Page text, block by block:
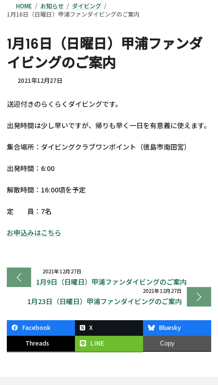
HOME お知らせ
ダイビング
1月16日（日曜日）甲浦ファンダイビングのご案内
1月16日（日曜日）甲浦ファンダ
イビングのご案内
2021年12月27日
送迎付きのらくらくダイビングです。
出発時間は少し早いですが、帰りも早く一日を有意義に使えます。
集合場所：ダイビングクラブワンポイント（徳島市南田宮）
出発時間：6:00
解散時間：16:00頃を予定
定 員：7名
お申込みはこちら
2021年12月27日
1月9日（日曜日）甲浦ファンダイビングのご案内
2021年12月27日
1月23日（日曜日）甲浦ファンダイビングのご案内
Facebook X
Bluesky
Threads
LINE Copy